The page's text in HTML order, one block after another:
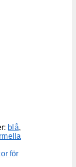
blå,
för